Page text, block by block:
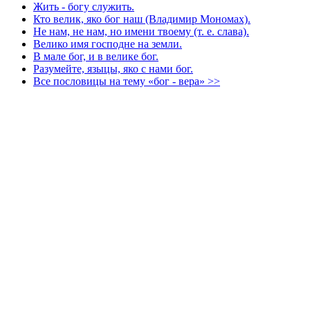
Жить - богу служить.
Кто велик, яко бог наш (Владимир Мономах).
Не нам, не нам, но имени твоему (т. е. слава).
Велико имя господне на земли.
В мале бог, и в велике бог.
Разумейте, языцы, яко с нами бог.
Все пословицы на тему «бог - вера» >>